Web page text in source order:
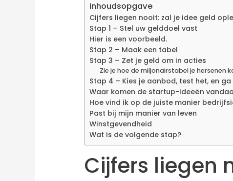
Inhoudsopgave
Cijfers liegen nooit: zal je idee geld
Stap 1 – Stel uw gelddoel vast
Hier is een voorbeeld.
Stap 2 – Maak een tabel
Stap 3 – Zet je geld om in acties
Zie je hoe de miljonairstabel je hersenen
Stap 4 – Kies je aanbod, test het, en ga
Waar komen de startup-ideeën
Hoe vind ik op de juiste manier
Past bij mijn manier van leven
Winstgevendheid
Wat is de volgende stap?
Cijfers liegen